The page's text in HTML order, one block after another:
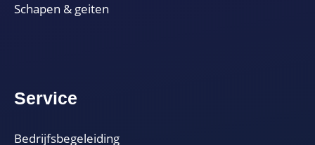
Schapen & geiten
Service
Bedrijfsbegeleiding